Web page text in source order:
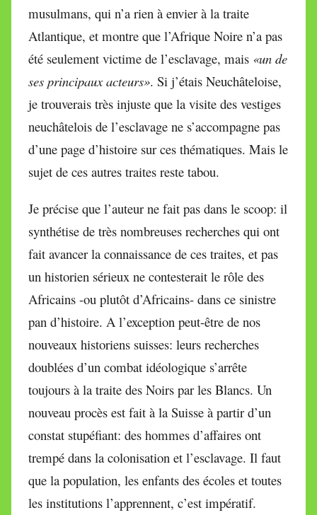
musulmans, qui n’a rien à envier à la traite
Atlantique, et montre que l’Afrique Noire n’a pas
été seulement victime de l’esclavage, mais «un de
ses principaux acteurs». Si j’étais Neuchâteloise,
je trouverais très injuste que la visite des vestiges
neuchâtelois de l’esclavage ne s’accompagne pas
d’une page d’histoire sur ces thématiques. Mais le
sujet de ces autres traites reste tabou.
Je précise que l’auteur ne fait pas dans le scoop: il
synthétise de très nombreuses recherches qui ont
fait avancer la connaissance de ces traites, et pas
un historien sérieux ne contesterait le rôle des
Africains -ou plutôt d’Africains- dans ce sinistre
pan d’histoire. A l’exception peut-être de nos
nouveaux historiens suisses: leurs recherches
doublées d’un combat idéologique s’arrête
toujours à la traite des Noirs par les Blancs. Un
nouveau procès est fait à la Suisse à partir d’un
constat stupéfiant: des hommes d’affaires ont
trempé dans la colonisation et l’esclavage. Il faut
que la population, les enfants des écoles et toutes
les institutions l’apprennent, c’est impératif.